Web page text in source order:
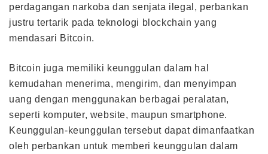
perdagangan narkoba dan senjata ilegal, perbankan
justru tertarik pada teknologi blockchain yang
mendasari Bitcoin.
Bitcoin juga memiliki keunggulan dalam hal
kemudahan menerima, mengirim, dan menyimpan
uang dengan menggunakan berbagai peralatan,
seperti komputer, website, maupun smartphone.
Keunggulan-keunggulan tersebut dapat dimanfaatkan
oleh perbankan untuk memberi keunggulan dalam